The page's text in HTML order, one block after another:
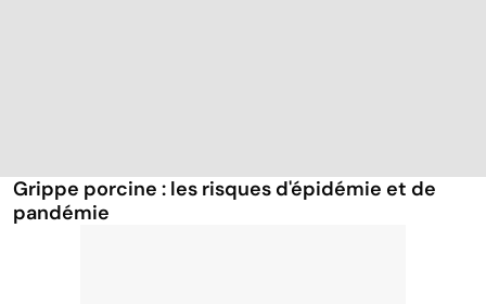
Grippe porcine : les risques d'épidémie et de
pandémie